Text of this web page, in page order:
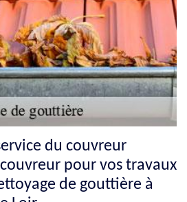
du couvreur
pour vos travaux
de gouttière à